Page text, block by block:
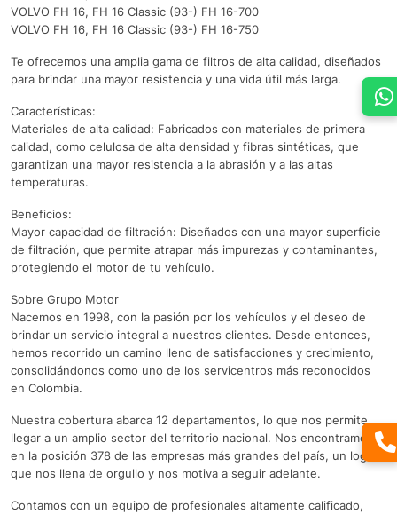
VOLVO FH 16, FH 16 Classic (93-) FH 16-700
VOLVO FH 16, FH 16 Classic (93-) FH 16-750
Te ofrecemos una amplia gama de filtros de alta calidad, diseñados
para brindar una mayor resistencia y una vida útil más larga.
Características:
Materiales de alta calidad: Fabricados con materiales de primera
calidad, como celulosa de alta densidad y fibras sintéticas, que
garantizan una mayor resistencia a la abrasión y a las altas
temperaturas.
Beneficios:
Mayor capacidad de filtración: Diseñados con una mayor superficie
de filtración, que permite atrapar más impurezas y contaminantes,
protegiendo el motor de tu vehículo.
Sobre Grupo Motor
Nacemos en 1998, con la pasión por los vehículos y el deseo de
brindar un servicio integral a nuestros clientes. Desde entonces,
hemos recorrido un camino lleno de satisfacciones y crecimiento,
consolidándonos como uno de los servicentros más reconocidos
en Colombia.
Nuestra cobertura abarca 12 departamentos, lo que nos permite
llegar a un amplio sector del territorio nacional. Nos encontramos
en la posición 378 de las empresas más grandes del país, un logro
que nos llena de orgullo y nos motiva a seguir adelante.
Contamos con un equipo de profesionales altamente calificado,